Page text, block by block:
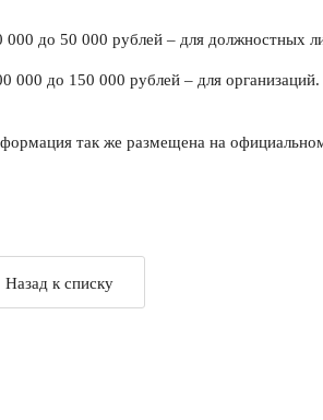
000 до 50 000 рублей – для должностных
000 до 150 000 рублей – для организаций.
так же размещена на
Назад к списку